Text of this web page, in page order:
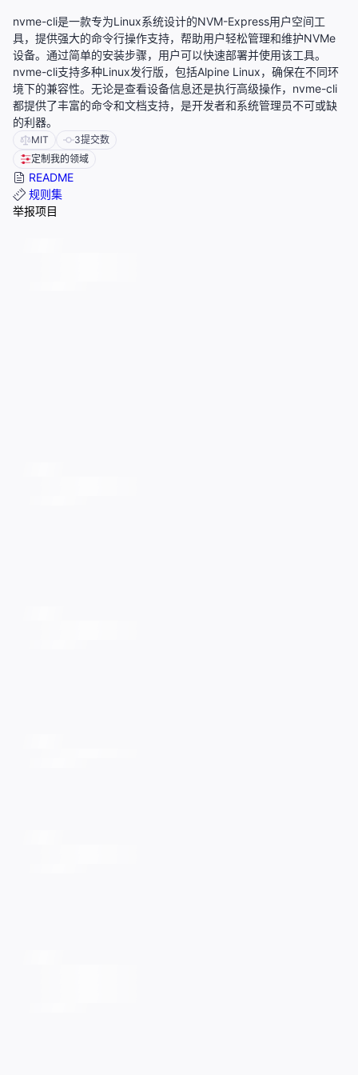
nvme-cli是一款专为Linux系统设计的NVM-Express用户空间工
具，提供强大的命令行操作支持，帮助用户轻松管理和维护NVMe
设备。通过简单的安装步骤，用户可以快速部署并使用该工具。
nvme-cli支持多种Linux发行版，包括Alpine Linux，确保在不同环
境下的兼容性。无论是查看设备信息还是执行高级操作，nvme-cli
都提供了丰富的命令和文档支持，是开发者和系统管理员不可或缺
的利器。
MIT 3提交数
定制我的领域
README
规则集
举报项目